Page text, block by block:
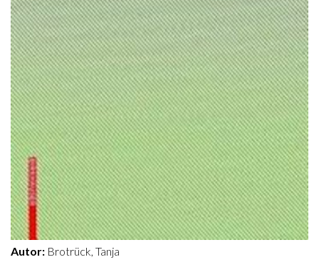
Autor: Brotrück, Tanja